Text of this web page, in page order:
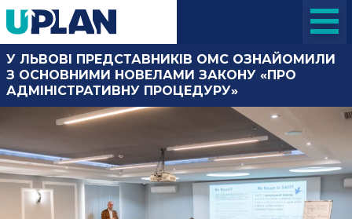
У ЛЬВОВІ ПРЕДСТАВНИКІВ ОМС ОЗНАЙОМИЛИ
З ОСНОВНИМИ НОВЕЛАМИ ЗАКОНУ «ПРО
АДМІНІСТРАТИВНУ ПРОЦЕДУРУ»